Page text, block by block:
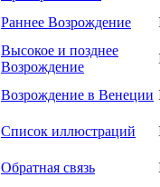
Раннее Возрождение
Высокое и позднее
Возрождение
Возрождение в Венеции
Список иллюстраций
Обратная связь